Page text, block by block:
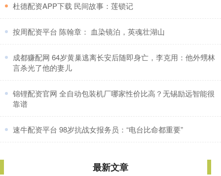
​杜德配资APP下载 民间故事：莲锁记
​按周配资平台 陈翰章： 血染镜泊，英魂壮湖山
​成都赚配网 64岁黄巢逃离长安后随即身亡，李克用：他外甥林
言杀光了他的妻儿
​锦锂配资官网 全自动包装机厂哪家性价比高？无锡励远智能很
靠谱
​速牛配资平台 98岁抗战女报务员：“电台比命都重要”
最新文章